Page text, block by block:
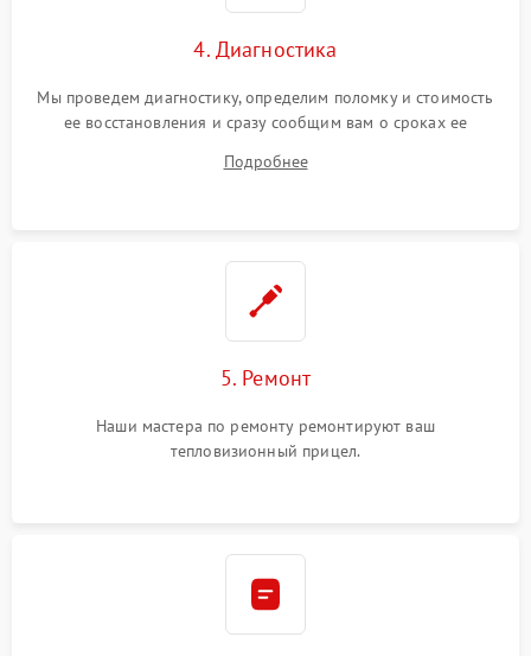
4. Диагностика
Мы проведем диагностику, определим поломку и стоимость
ее восстановления и сразу сообщим вам о сроках ее
Подробнее
5. Ремонт
Наши мастера по ремонту ремонтируют ваш
тепловизионный прицел.